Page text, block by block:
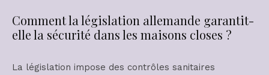
Comment la législation allemande garantit-
elle la sécurité dans les maisons closes ?
La législation impose des contrôles sanitaires